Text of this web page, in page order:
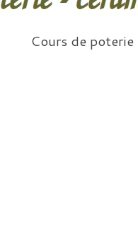
Cours de poterie